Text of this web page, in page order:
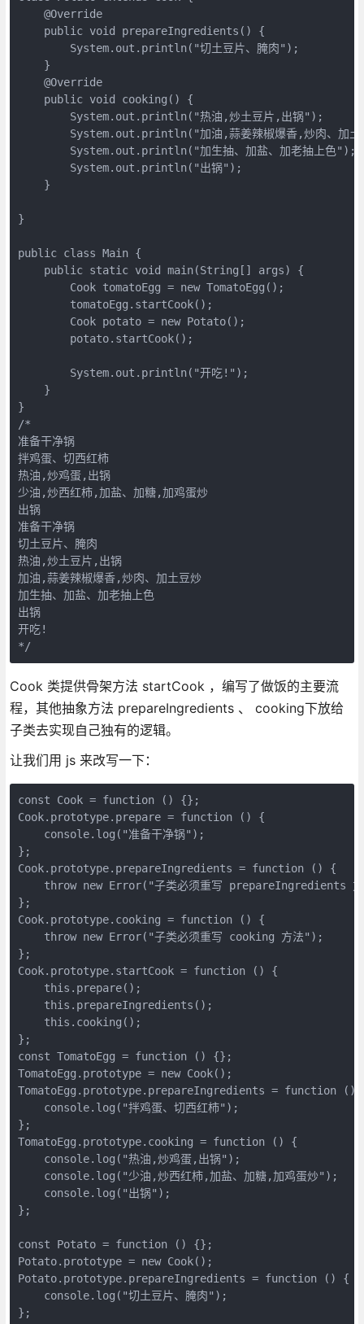
    @Override
    public void prepareIngredients() {
        System.out.println("切土豆片、腌肉");
    }
    @Override
    public void cooking() {
        System.out.println("热油,炒土豆片,出锅");
System.out.println("加油,蒜姜辣椒爆香,炒肉、加土
        System.out.println("加生抽、加盐、加老抽上色");
        System.out.println("出锅");
    }
}
public class Main {
    public static void main(String[] args) {
        Cook tomatoEgg = new TomatoEgg();
        tomatoEgg.startCook();
        Cook potato = new Potato();
        potato.startCook();
        System.out.println("开吃!");
    }
}
/*
准备干净锅
拌鸡蛋、切西红柿
热油,炒鸡蛋,出锅
少油,炒西红柿,加盐、加糖,加鸡蛋炒
出锅
准备干净锅
切土豆片、腌肉
热油,炒土豆片,出锅
加油,蒜姜辣椒爆香,炒肉、加土豆炒
加生抽、加盐、加老抽上色
出锅
开吃!
*/
Cook 类提供骨架方法 startCook ，编写了做饭的主要流
程，其他抽象方法 prepareIngredients 、 cooking下放给
子类去实现自己独有的逻辑。
让我们用 js 来改写一下：
const Cook = function () {};
Cook.prototype.prepare = function () {
    console.log("准备干净锅");
};
Cook.prototype.prepareIngredients = function () {
throw new Error("子类必须重写 prepareIngredients
};
Cook.prototype.cooking = function () {
    throw new Error("子类必须重写 cooking 方法");
};
Cook.prototype.startCook = function () {
    this.prepare();
    this.prepareIngredients();
    this.cooking();
};
const TomatoEgg = function () {};
TomatoEgg.prototype = new Cook();
TomatoEgg.prototype.prepareIngredients = function ()
    console.log("拌鸡蛋、切西红柿");
};
TomatoEgg.prototype.cooking = function () {
    console.log("热油,炒鸡蛋,出锅");
    console.log("少油,炒西红柿,加盐、加糖,加鸡蛋炒");
    console.log("出锅");
};
const Potato = function () {};
Potato.prototype = new Cook();
Potato.prototype.prepareIngredients = function () {
    console.log("切土豆片、腌肉");
};